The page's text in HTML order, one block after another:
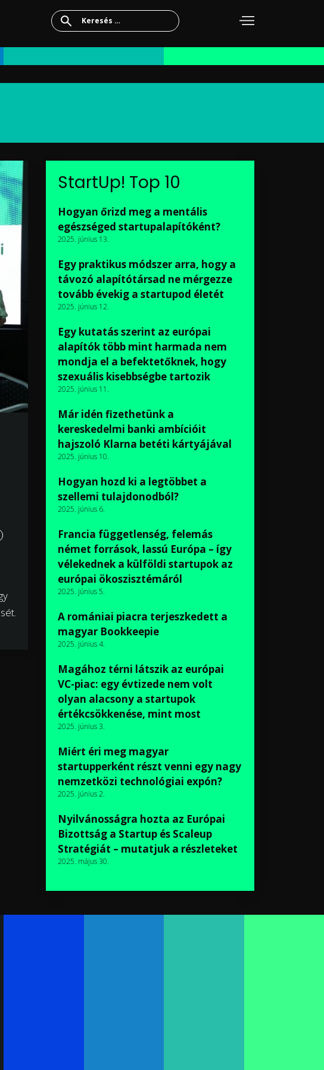
Keresés:
StartUp! Top 10
Hogyan őrizd meg a mentális
egészséged startupalapítóként?
2025. június 13.
Egy praktikus módszer arra, hogy a
távozó alapítótársad ne mérgezze
tovább évekig a startupod életét
2025. június 12.
Egy kutatás szerint az európai
alapítók több mint harmada nem
mondja el a befektetőknek, hogy
szexuális kisebbségbe tartozik
2025. június 11.
Már idén fizethetünk a
kereskedelmi banki ambícióit
hajszoló Klarna betéti kártyájával
2025. június 10.
Hogyan hozd ki a legtöbbet a
szellemi tulajdonodból?
2025. június 6.
Francia függetlenség, felemás
német források, lassú Európa – így
vélekednek a külföldi startupok az
európai ökoszisztémáról
2025. június 5.
A romániai piacra terjeszkedett a
magyar Bookkeepie
2025. június 4.
Magához térni látszik az európai
VC-piac: egy évtizede nem volt
olyan alacsony a startupok
értékcsökkenése, mint most
2025. június 3.
Miért éri meg magyar
startupperként részt venni egy nagy
nemzetközi technológiai expón?
2025. június 2.
Nyilvánosságra hozta az Európai
Bizottság a Startup és Scaleup
Stratégiát – mutatjuk a részleteket
2025. május 30.